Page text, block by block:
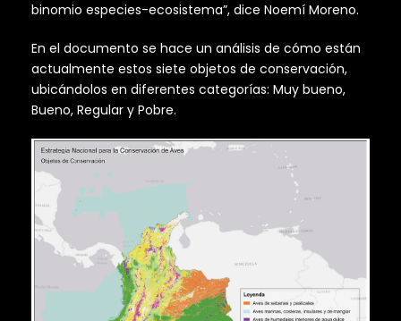
binomio especies-ecosistema”, dice Noemí Moreno.
En el documento se hace un análisis de cómo están
actualmente estos siete objetos de conservación,
ubicándolos en diferentes categorías: Muy bueno,
Bueno, Regular y Pobre.